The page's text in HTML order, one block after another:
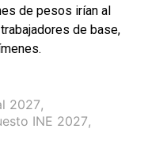
de pesos irían al
de base,
2027,
INE 2027,